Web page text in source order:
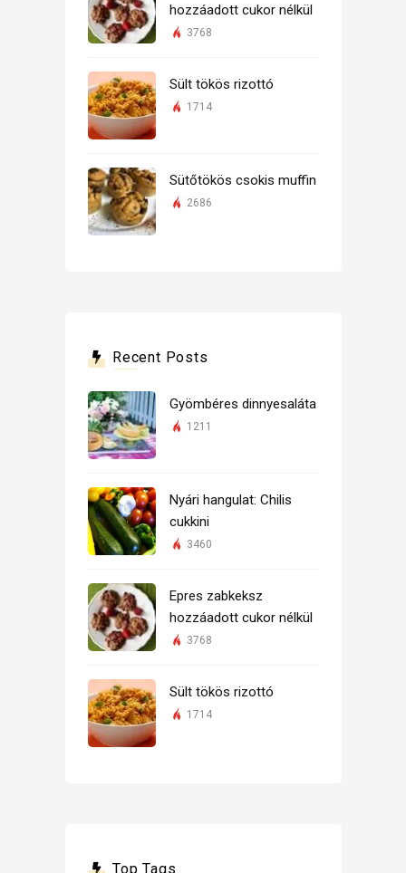
hozzáadott cukor nélkül
3768
Sült tökös rizottó
1714
Sütőtökös csokis muffin
2686
Recent Posts
Gyömbéres dinnyesaláta
1211
Nyári hangulat: Chilis
cukkini
3460
Epres zabkeksz
hozzáadott cukor nélkül
3768
Sült tökös rizottó
1714
Top Tags